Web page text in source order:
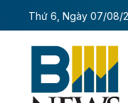
Thứ 6, Ngày 07/08/
kinh tế của Thông